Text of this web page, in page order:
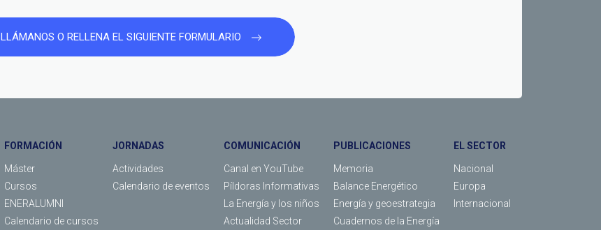
LLÁMANOS O RELLENA EL SIGUIENTE FORMULARIO
FORMACIÓN
Máster
Cursos
ENERALUMNI
Calendario de cursos
JORNADAS
Actividades
Calendario de eventos
COMUNICACIÓN
Canal en YouTube
Píldoras Informativas
La Energía y los niños
Actualidad Sector
PUBLICACIONES
Memoria
Balance Energético
Energía y geoestrategia
Cuadernos de la Energía
EL SECTOR
Nacional
Europa
Internacional